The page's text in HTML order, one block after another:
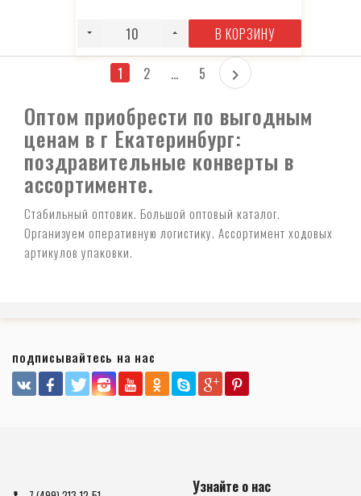
В КОРЗИНУ
1 2 ... 5
Оптом приобрести по выгодным
ценам в г Екатеринбург:
поздравительные конверты в
ассортименте.
Стабильный оптовик. Большой оптовый каталог.
Организуем оперативную логистику. Ассортимент ходовых
артикулов упаковки.
подписывайтесь на нас
Узнайте о нас